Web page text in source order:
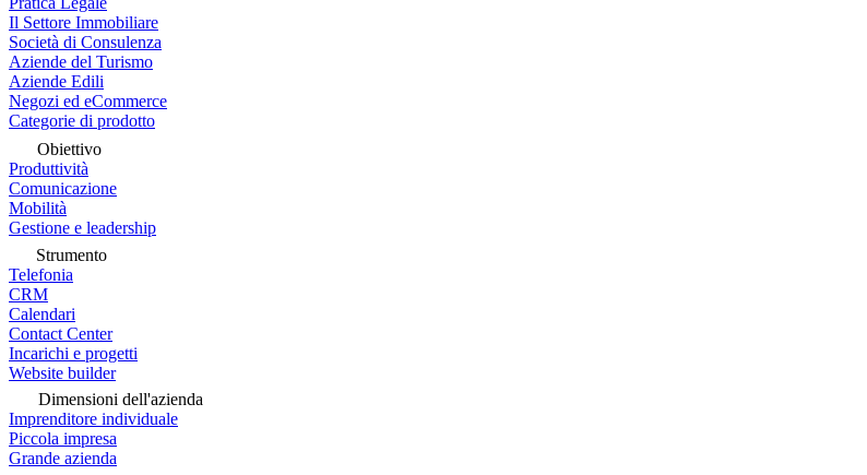
Il Settore Immobiliare
Società di Consulenza
Aziende del Turismo
Aziende Edili
Negozi ed eCommerce
Categorie di prodotto
Obiettivo
Produttività
Comunicazione
Mobilità
Gestione e leadership
Strumento
Telefonia
CRM
Calendari
Contact Center
Incarichi e progetti
Website builder
Dimensioni dell'azienda
Imprenditore individuale
Piccola impresa
Grande azienda